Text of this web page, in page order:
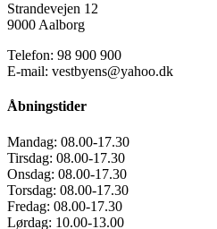
Strandevejen 12
9000 Aalborg
Telefon: 98 900 900
E-mail: vestbyens@yahoo.dk
Åbningstider
Mandag: 08.00-17.30
Tirsdag: 08.00-17.30
Onsdag: 08.00-17.30
Torsdag: 08.00-17.30
Fredag: 08.00-17.30
Lørdag: 10.00-13.00